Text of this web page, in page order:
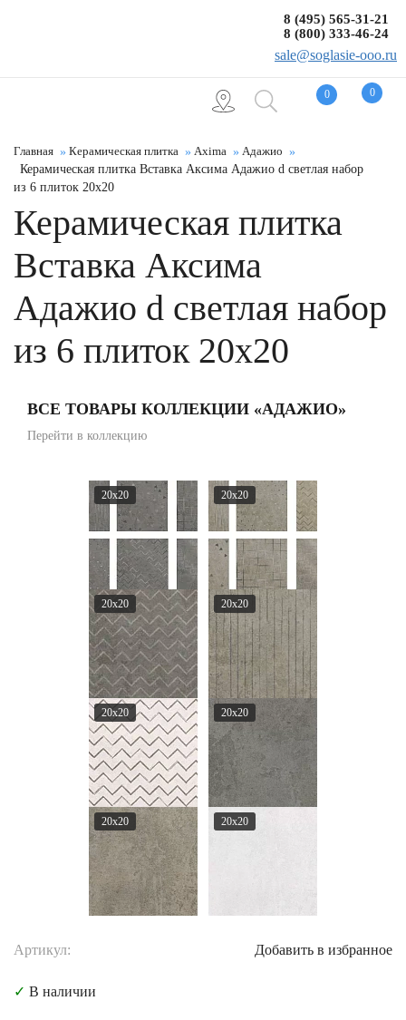
0 0
8 (495) 565-31-21
8 (800) 333-46-24
sale@soglasie-ooo.ru
Главная Керамическая плитка Axima
Адажио
Керамическая плитка Вставка Аксима Адажио d светлая набор
из 6 плиток 20x20
Керамическая плитка
Вставка Аксима
Адажио d светлая набор
из 6 плиток 20x20
ВСЕ ТОВАРЫ КОЛЛЕКЦИИ «АДАЖИО»
Перейти в коллекцию
20x20 20x20
20x20 20x20
20x20 20x20
20x20 20x20
Артикул: Добавить в избранное
✓ В наличии